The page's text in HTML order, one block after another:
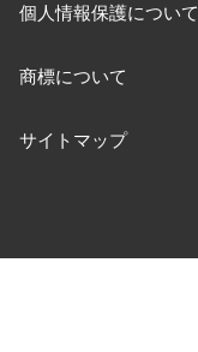
個人情報保護について
商標について
サイトマップ